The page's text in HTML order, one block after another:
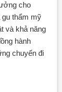
cho
gu thẩm mỹ
và khả năng
hành
chuyến đi